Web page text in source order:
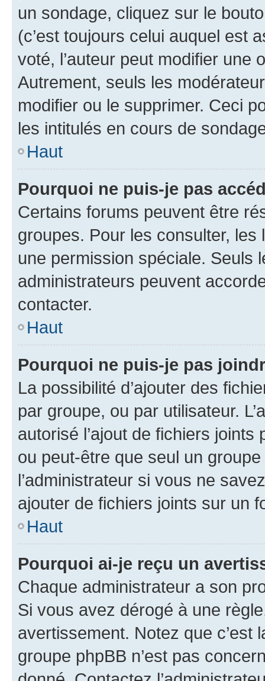
un sondage, cliquez sur le
(c’est toujours celui auquel est
voté, l’auteur peut modifier une
Autrement, seuls les
modifier ou le supprimer. Ceci
les intitulés en cours de
Haut
Pourquoi ne puis-je pas
Certains forums peuvent être
groupes. Pour les consulter,
une permission spéciale. Seuls
administrateurs peuvent
contacter.
Haut
Pourquoi ne puis-je pas
La possibilité d’ajouter des
par groupe, ou par utilisateur.
autorisé l’ajout de fichiers
ou peut-être que seul un
l’administrateur si vous ne
ajouter de fichiers joints sur un
Haut
Pourquoi ai-je reçu un
Chaque administrateur a son
Si vous avez dérogé à une
avertissement. Notez que c’est
groupe phpBB n’est pas